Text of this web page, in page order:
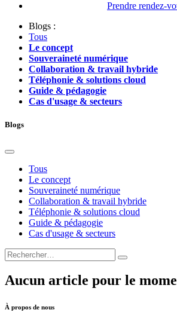
Prendre rendez-
Blogs :
Tous
Le concept
Souveraineté numérique
Collaboration & travail hybride
Téléphonie & solutions cloud
Guide & pédagogie
Cas d'usage & secteurs
Blogs
Tous
Le concept
Souveraineté numérique
Collaboration & travail hybride
Téléphonie & solutions cloud
Guide & pédagogie
Cas d'usage & secteurs
Aucun article pour le
À propos de nous